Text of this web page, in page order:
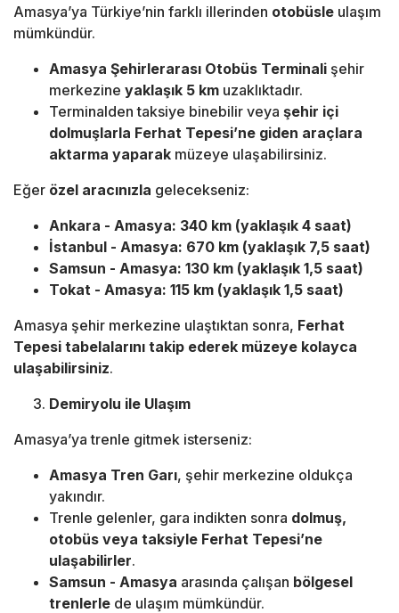
Amasya’ya Türkiye’nin farklı illerinden otobüsle ulaşım
mümkündür.
Amasya Şehirlerarası Otobüs Terminali şehir
merkezine yaklaşık 5 km uzaklıktadır.
Terminalden taksiye binebilir veya şehir içi
dolmuşlarla Ferhat Tepesi’ne giden araçlara
aktarma yaparak müzeye ulaşabilirsiniz.
Eğer özel aracınızla gelecekseniz:
Ankara - Amasya: 340 km (yaklaşık 4 saat)
İstanbul - Amasya: 670 km (yaklaşık 7,5 saat)
Samsun - Amasya: 130 km (yaklaşık 1,5 saat)
Tokat - Amasya: 115 km (yaklaşık 1,5 saat)
Amasya şehir merkezine ulaştıktan sonra, Ferhat
Tepesi tabelalarını takip ederek müzeye kolayca
ulaşabilirsiniz.
Demiryolu ile Ulaşım
Amasya’ya trenle gitmek isterseniz:
Amasya Tren Garı, şehir merkezine oldukça
yakındır.
Trenle gelenler, gara indikten sonra dolmuş,
otobüs veya taksiyle Ferhat Tepesi’ne
ulaşabilirler.
Samsun - Amasya arasında çalışan bölgesel
trenlerle de ulaşım mümkündür.